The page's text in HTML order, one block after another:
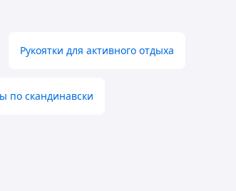
Рукоятки для активного отдыха
по скандинавски